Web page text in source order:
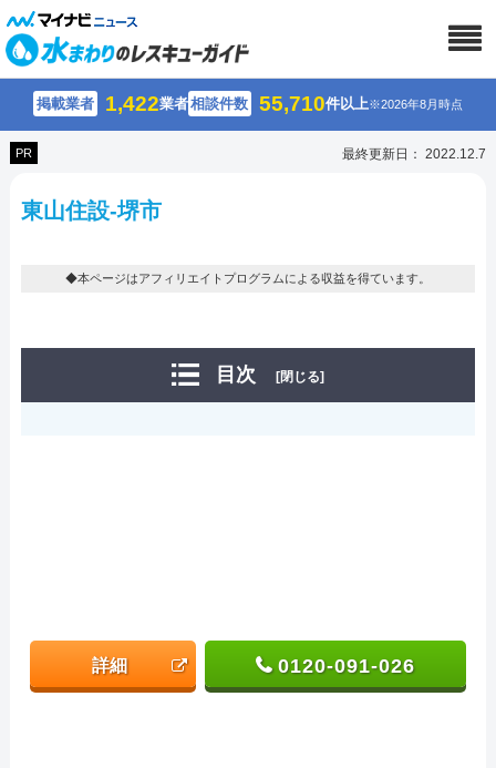
掲載業者 1,422業者相談件数 55,710件以上※2026年8月時点
PR 最終更新日： 2022.12.7
東山住設-堺市
◆本ページはアフィリエイトプログラムによる収益を得ています。
目次 [閉じる]
詳細 0120-091-026